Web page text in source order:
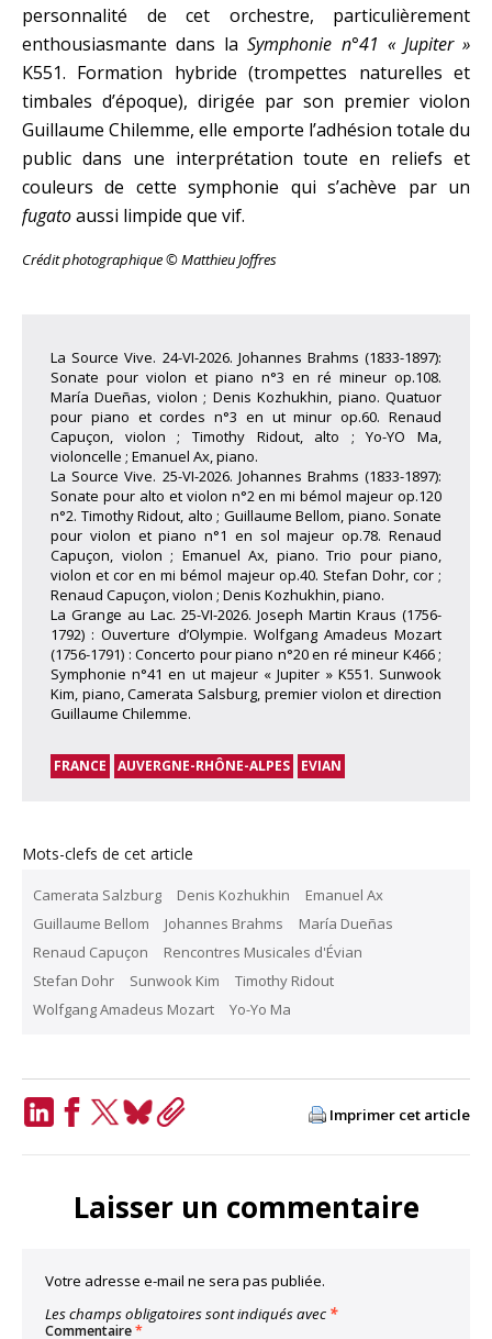
personnalité de cet orchestre, particulièrement
enthousiasmante dans laSymphonie n°41 « Jupiter »
K551. Formation hybride (trompettes naturelles et
timbales d’époque), dirigée par son premier violon
Guillaume Chilemme, elle emporte l’adhésion totale du
public dans une interprétation toute en reliefs et
couleurs de cette symphonie qui s’achève par un
fugatoaussi limpide que vif.
Crédit photographique © Matthieu Joffres
La Source Vive. 24-VI-2026. Johannes Brahms (1833-1897):
Sonate pour violon et piano n°3 en ré mineur op.108.
María Dueñas, violon ; Denis Kozhukhin, piano. Quatuor
pour piano et cordes n°3 en ut minur op.60. Renaud
Capuçon, violon ; Timothy Ridout, alto ; Yo-YO Ma,
violoncelle ; Emanuel Ax, piano.
La Source Vive. 25-VI-2026. Johannes Brahms (1833-1897):
Sonate pour alto et violon n°2 en mi bémol majeur op.120
n°2. Timothy Ridout, alto ; Guillaume Bellom, piano. Sonate
pour violon et piano n°1 en sol majeur op.78. Renaud
Capuçon, violon ; Emanuel Ax, piano. Trio pour piano,
violon et cor en mi bémol majeur op.40. Stefan Dohr, cor ;
Renaud Capuçon, violon ; Denis Kozhukhin, piano.
La Grange au Lac. 25-VI-2026. Joseph Martin Kraus (1756-
1792) : Ouverture d’Olympie. Wolfgang Amadeus Mozart
(1756-1791) : Concerto pour piano n°20 en ré mineur K466 ;
Symphonie n°41 en ut majeur « Jupiter » K551. Sunwook
Kim, piano, Camerata Salsburg, premier violon et direction
Guillaume Chilemme.
FRANCE AUVERGNE-RHÔNE-ALPES EVIAN
Mots-clefs de cet article
Camerata Salzburg Denis Kozhukhin
Emanuel Ax
Guillaume Bellom
Johannes Brahms
María Dueñas
Renaud Capuçon
Rencontres Musicales d'Évian
Stefan Dohr
Sunwook Kim
Timothy Ridout
Wolfgang Amadeus Mozart
Yo-Yo Ma
Imprimer cet article
Laisser un commentaire
Votre adresse e-mail ne sera pas publiée.
Les champs obligatoires sont indiqués avec *
Commentaire*